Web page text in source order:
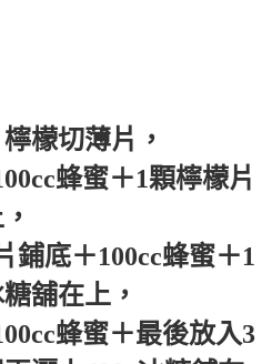
檬切薄片，
蜂蜜＋1顆檸檬片
鋪底＋100cc蜂蜜＋1
舖在上，
蜂蜜＋最後放入3